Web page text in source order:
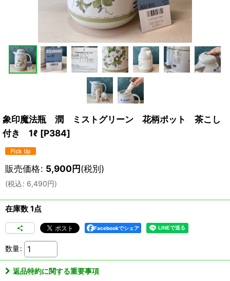
象印魔法瓶 潤 ミストグリーン 花柄ポット 茶こし
付き 1ℓ [P384]
販売価格: 5,900円(税別)
(税込: 6,490円)
在庫数 1点
Facebookでシェア
数量:
返品特約に関する重要事項